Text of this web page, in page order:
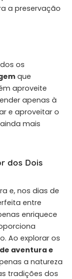
a preservação
os
que
aproveite
apenas à
e aproveitar o
mais
dos Dois
e, nos dias de
entre
enriquece
Ao explorar os
aventura e
a natureza
tradições dos